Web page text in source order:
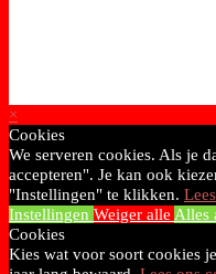
×
Cookies
We serveren cookies. Als je
accepteren". Je kan ook
"Instellingen" te klikken.
Instellingen Weiger alle Alles
Cookies
Kies wat voor soort cookies